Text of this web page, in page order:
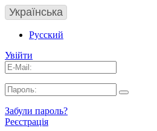
Українська
Русский
Увійти
Забули пароль?
Реєстрація